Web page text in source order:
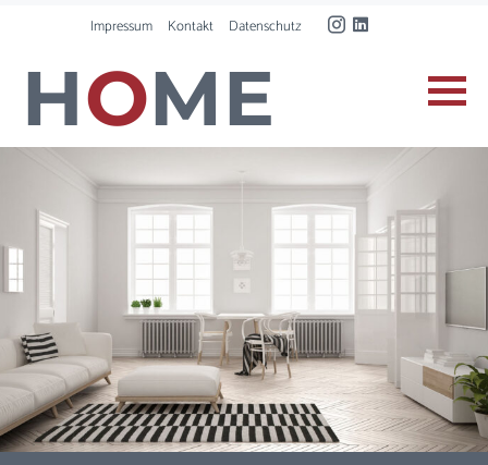
HOME
Impressum Kontakt Datenschutz